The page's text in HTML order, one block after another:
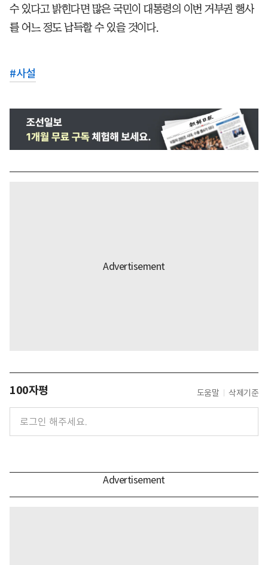
수 있다고 밝힌다면 많은 국민이 대통령의 이번 거부권 행사
를 어느 정도 납득할 수 있을 것이다.
#사설
100자평 도움말 삭제기준